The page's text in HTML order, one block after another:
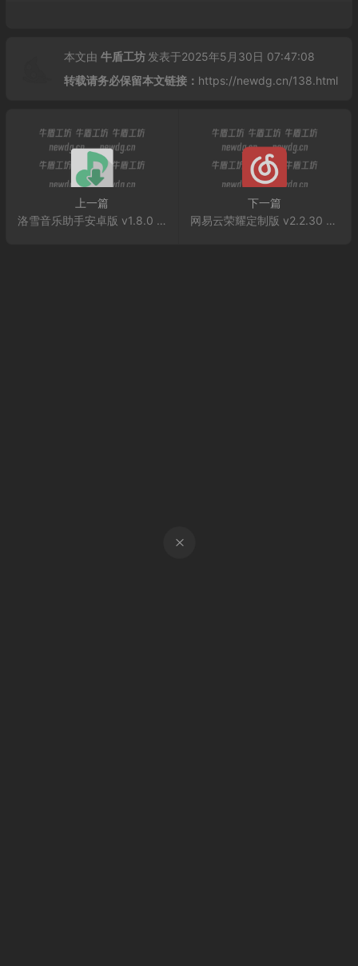
本文由 牛盾工坊 发表于2025年5月30日 07:47:08
转载请务必保留本文链接： https://newdg.cn/138.html
上一篇
洛雪音乐助手安卓版 v1.8.0 提供音源 一款软件听遍各大平台无损音乐
下一篇
网易云荣耀定制版 v2.2.30 已解锁黑胶